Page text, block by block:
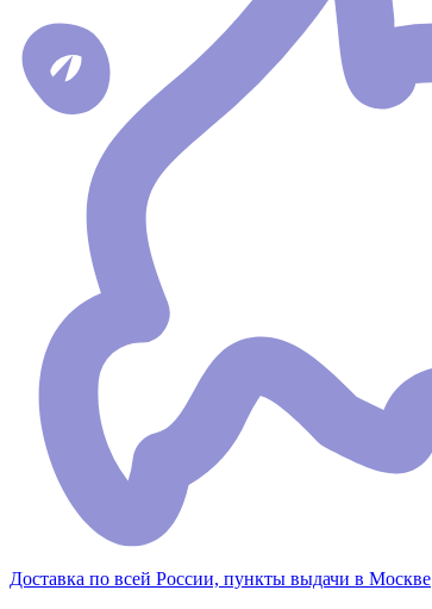
Доставка по всей России, пункты выдачи в Москве